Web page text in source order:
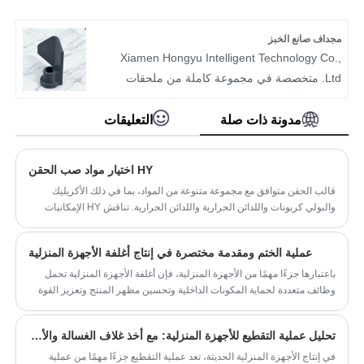
ومنتجات الأطفال. من خلال الالتزام بمبادئ الجودة
أولاً والنزاهة في العمل، تدمج الشركة الإنتاج
والمعالجة والمبيعات المستقلة، وقد اكتسبت
النوع: صندوق غداء للأطفال، صندوق غداء للأطفال،
صندوق غداء من الفولاذ المقاوم للصدأ
مجداف صانع الخبز
Xiamen Hongyu Intelligent Technology Co.,
Ltd. متخصصة في مجموعة كاملة من ملحقات
العالمية والموزعين والمستخدمين النهائيين، ويعالج
مشكلات مثل تآكل المجداف، وخلط العجين غير
ومقاومة للاهتراء ومضادة للالتصاق، ومتوافقة مع
مدونة ذات صلة التعليقات
HY اختيار مواد صب الحقن
قالب الحقن متوافق مع مجموعة متنوعة من المواد، بما في ذلك الأكريليك
والبولي كربونات واللدائن الحرارية واللدائن الحرارية. تناقش HY الإمكانيات
عملية الختم ومقدمة مختصرة في إنتاج أغلفة الأجهزة المنزلية
باعتبارها جزءًا مهمًا من الأجهزة المنزلية، فإن أغلفة الأجهزة المنزلية تحمل
وظائف متعددة لحماية المكونات الداخلية وتحسين مظهر المنتج وتعزيز القوة
تحليل عملية التقطيع للأجهزة المنزلية: مع أخذ غلاف الغسالة والألواح الداخلية والخارجية للثلاجات كأمثلة
في إنتاج الأجهزة المنزلية الحديثة، تعد عملية التقطيع جزءًا مهمًا من عملية